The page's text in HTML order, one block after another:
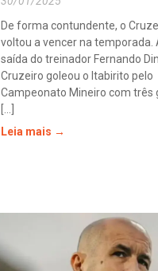
De forma contundente, o
voltou a vencer na temporada.
saída do treinador Fernando
Cruzeiro goleou o Itabirito pelo
Campeonato Mineiro com três
Leia mais →